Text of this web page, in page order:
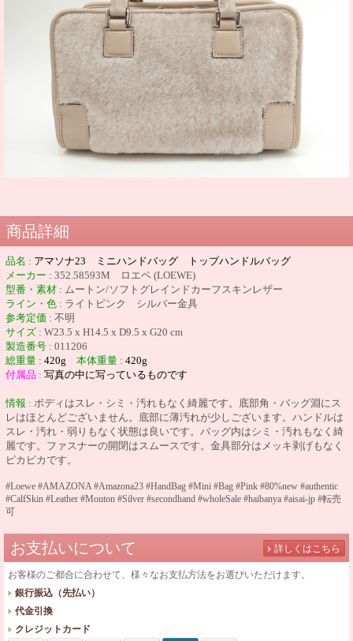
商品詳細
品名 : アマソナ23 ミニハンドバッグ トップハンドルバッグ
メーカー : 352.58593M ロエベ (LOEWE)
型番・素材 : ムートン/ソフトグレインドカーフスキンレザー
ライン・色 : ライトピンク シルバー金具
参考定価 : 不明
サイズ : W23.5 x H14.5 x D9.5 x G20 cm
製造番号 : 011206
総重量 : 420g 本体重量 : 420g
付属品 : 写真の中に写っているものです
情報 : ボディはスレ・シミ・汚れもなく綺麗です。底部角・バッグ淵にス
レはほとんどございません。底部に薄汚れが少しございます。ハンドルは
スレ・汚れ・弱りもなく状態は良いです。バッグ内はシミ・汚れもなく綺
麗です。ファスナーの開閉はスムースです。金具部分はメッキ剥げもなく
ピカピカです。
#Loewe #AMAZONA #Amazona23 #HandBag #Mini #Bag #Pink #80%new #authentic
#CalfSkin #Leather #Mouton #Silver #secondhand #wholeSale #haibanya #aisai-jp #転売
可
お支払いについて 詳しくはこちら
お客様のご都合に合わせて、様々なお支払方法をお選びいただけます。
銀行振込（先払い）
代金引換
クレジットカード